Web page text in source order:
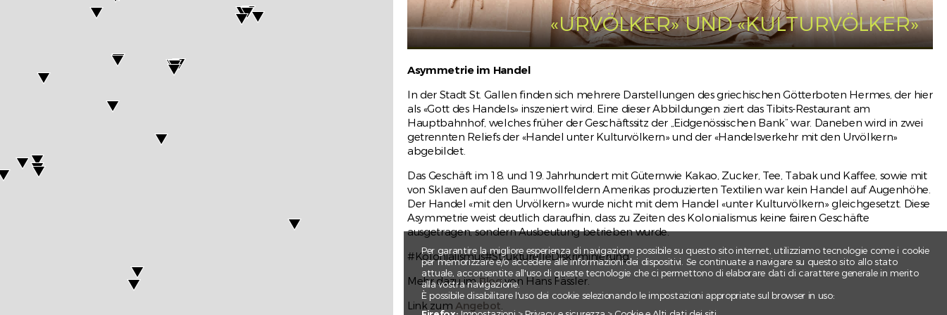
Plaque commémorative de la colonie
de Nova Friburgo
Une colonie suisse au Brésil
Le 16 mai 2022, la ville de Fribourg inaugure
une plaque commémorative de la ville de
Nova Friburgo au Brésil, fondée il y a 200 ...
Avenue Jean-Marie Musy
«URVÖLKER» UND «KULTURVÖLKER»
Asymmetrie im Handel
In der Stadt St. Gallen finden sich mehrere Darstellungen des griechischen Götterboten Hermes, der hier
als «Gott des Handels» inszeniert wird. Eine dieser Abbildungen ziert das Tibits-Restaurant am
Hauptbahnhof, welches früher der Geschäftssitz der „Eidgenössischen Bank“ war. Daneben wird in zwei
getrennten Reliefs der «Handel unter Kulturvölkern» und der «Handelsverkehr mit den Urvölkern»
abgebildet.
Das Geschäft im 18. und 19. Jahrhundert mit Güternwie Kakao, Zucker, Tee, Tabak und Kaffee, sowie mit
von Sklaven auf den Baumwollfeldern Amerikas produzierten Textilien war kein Handel auf Augenhöhe.
Der Handel «mit den Urvölkern» wurde nicht mit dem Handel «unter Kulturvölkern» gleichgesetzt. Diese
Asymmetrie weist deutlich daraufhin, dass zu Zeiten des Kolonialismus keine fairen Geschäfte
ausgetragen, sondern Ausbeutung betrieben wurde.
#Kolonialismus#StrukturelleDiskriminierung
Mehr dazu imBlogvon Hans Fässler.
Link zumAngebot.
Per garantire la migliore esperienza di navigazione possibile su questo sito internet, utilizziamo tecnologie come i cookie
per memorizzare e/o accedere alle informazioni dei dispositivi. Se continuate a navigare su questo sito allo stato
attuale, acconsentite all'uso di queste tecnologie che ci permettono di elaborare dati di carattere generale in merito
alla vostra navigazione.
È possibile disabilitare l'uso dei cookie selezionando le impostazioni appropriate sul browser in uso: